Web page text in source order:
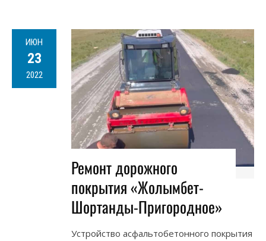
ИЮН
23
2022
Ремонт дорожного
покрытия «Жолымбет-
Шортанды-Пригородное»
Устройство асфальтобетонного покрытия